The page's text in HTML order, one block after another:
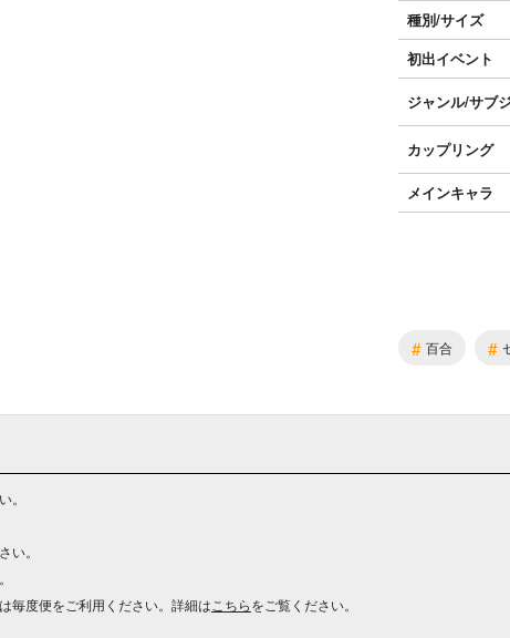
種別/サイズ
初出イベント
ジャンル/サブ
カップリング
メインキャラ
# 百合 #
。
い。
毎度便をご利用ください。詳細は こちらをご覧ください。